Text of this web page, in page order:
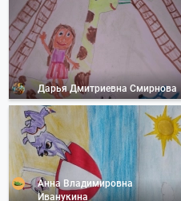
Дарья Дмитриевна Смирнова
Анна Владимировна
Иванукина